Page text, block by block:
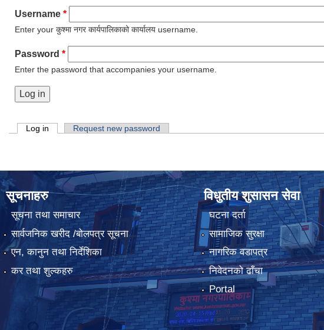
Username *
Enter your कुश्मा नगर कार्यपालिकाको कार्यालय username.
Password *
Enter the password that accompanies your username.
Primary tabs
Log in (active tab)Request new password
सूचनाहरु
सूचना तथा समाचार
सार्वजनिक खरीद /बोलपत्र सूचना
एन, कानुन तथा निर्देशिका
कर तथा शुल्कहरु
विधुतीय शुसासन सेवा
घटना दर्ता
सामाजिक सुरक्षा
नागरिक वडापत्र
निवेदनको ढाँचा
Portal